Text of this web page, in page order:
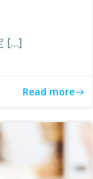
[…]
Read more